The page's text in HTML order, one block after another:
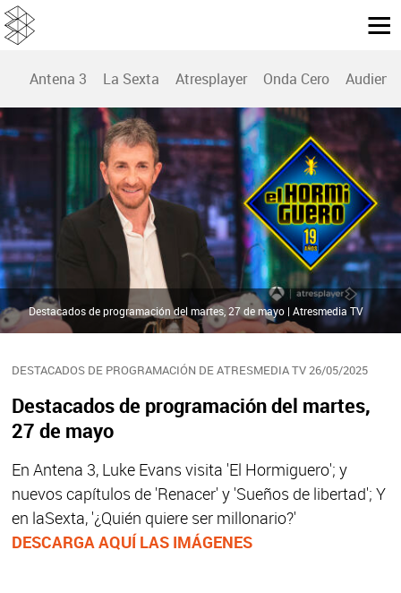
Antena 3 La Sexta Atresplayer Onda Cero
DESTACADOS DE PROGRAMACIÓN DE ATRESMEDIA TV 26/05/2025
Destacados de programación del martes,
27 de mayo
En Antena 3, Luke Evans visita 'El Hormiguero'; y
nuevos capítulos de 'Renacer' y 'Sueños de libertad'; Y
en laSexta, '¿Quién quiere ser millonario?'
DESCARGA AQUÍ LAS IMÁGENES
Destacados de programación del martes, 27 de mayo | Atresmedia TV